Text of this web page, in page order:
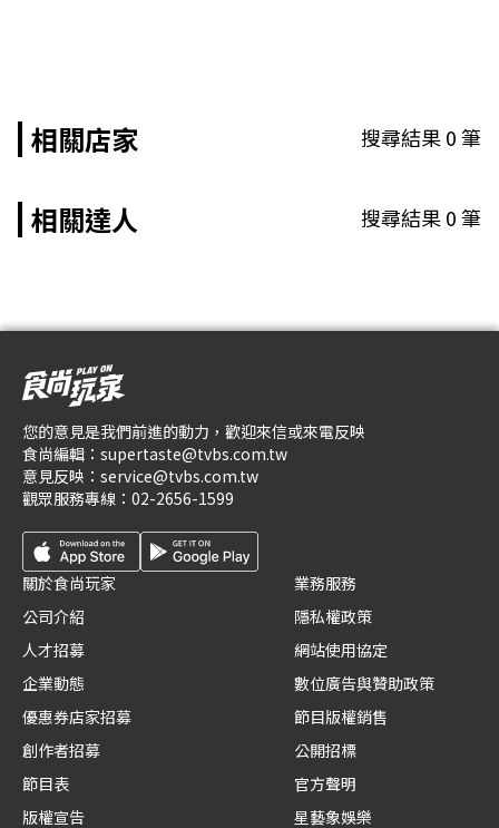
相關店家 搜尋結果0筆
相關達人 搜尋結果0筆
您的意見是我們前進的動力，歡迎來信或來電反映
食尚編輯： supertaste@tvbs.com.tw
意見反映： service@tvbs.com.tw
觀眾服務專線： 02-2656-1599
關於食尚玩家
公司介紹
人才招募
企業動態
優惠券店家招募
創作者招募
節目表
版權宣告
業務服務
隱私權政策
網站使用協定
數位廣告與贊助政策
節目版權銷售
公開招標
官方聲明
星藝象娛樂